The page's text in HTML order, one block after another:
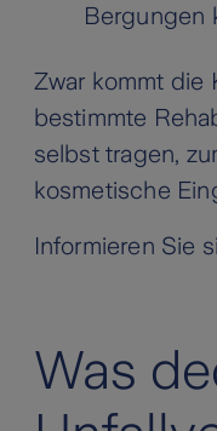
Bergungen
Zwar kommt die
bestimmte
selbst tragen,
kosmetische
Informieren Sie
Was